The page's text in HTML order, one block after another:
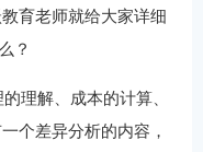
育老师就给大家详细
？
理解、成本的计算、
个差异分析的内容，